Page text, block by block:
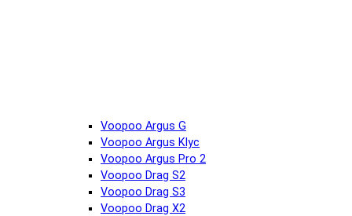
Voopoo Argus G
Voopoo Argus Klyc
Voopoo Argus Pro 2
Voopoo Drag S2
Voopoo Drag S3
Voopoo Drag X2